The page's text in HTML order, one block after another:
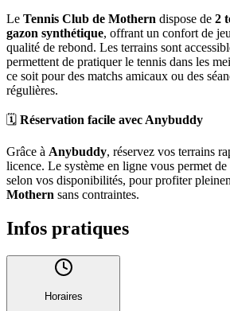
Le Tennis Club de Mothern dispose de 2
gazon synthétique, offrant un confort de
qualité de rebond. Les terrains sont
permettent de pratiquer le tennis dans les
ce soit pour des matchs amicaux ou des
régulières.
🗓️ Réservation facile avec Anybuddy
Grâce à Anybuddy, réservez vos terrains
licence. Le système en ligne vous permet
selon vos disponibilités, pour profiter
Mothern sans contraintes.
Infos pratiques
Horaires